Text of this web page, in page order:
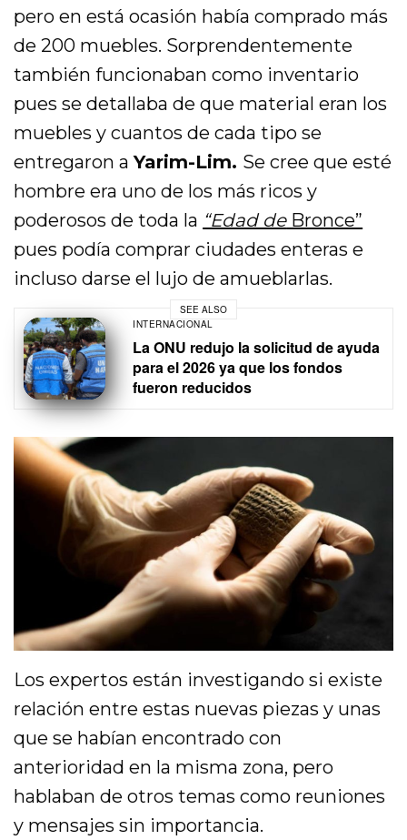
pero en está ocasión había comprado más
de 200 muebles. Sorprendentemente
también funcionaban como inventario
pues se detallaba de que material eran los
muebles y cuantos de cada tipo se
entregaron aYarim-Lim. Se cree que esté
hombre era uno de los más ricos y
poderosos de toda la “Edad deBronce”
pues podía comprar ciudades enteras e
incluso darse el lujo de amueblarlas.
SEE ALSO
INTERNACIONAL
La ONU redujo la solicitud de ayuda
para el 2026 ya que los fondos
fueron reducidos
Los expertos están investigando si existe
relación entre estas nuevas piezas y unas
que se habían encontrado con
anterioridad en la misma zona, pero
hablaban de otros temas como reuniones
y mensajes sin importancia.